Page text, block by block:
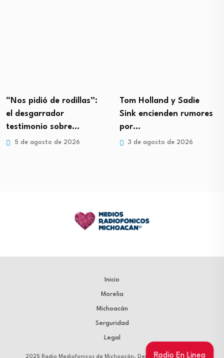
Radio En Linea
“Nos pidió de rodillas”:
el desgarrador
testimonio sobre…
5 de agosto de 2026
Tom Holland y Sadie
Sink encienden rumores
por…
3 de agosto de 2026
2025 Radio Mediofonicos de Michoacán. Derechos Reservados.
Inicio
Morelia
Michoacán
Serguridad
Legal